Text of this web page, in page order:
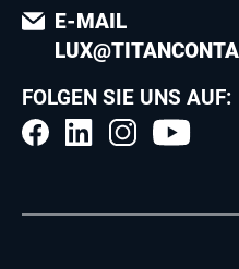
E-MAIL
FOLGEN SIE UNS AUF: